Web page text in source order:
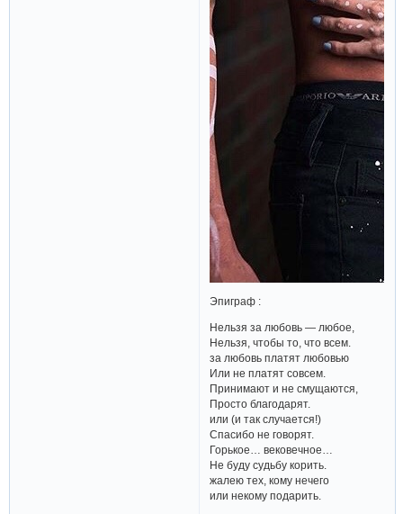
Эпиграф :
Нельзя за любовь — любое,
Нельзя, чтобы то, что всем.
за любовь платят любовью
Или не платят совсем.
Принимают и не смущаются,
Просто благодарят.
или (и так случается!)
Спасибо не говорят.
Горькое… вековечное…
Не буду судьбу корить.
жалею тех, кому нечего
или некому подарить.